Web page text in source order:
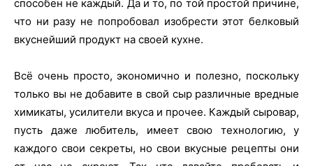
способен не каждый. Да и то, по той простой причине,
что ни разу не попробовал изобрести этот белковый
вкуснейший продукт на своей кухне.
Всё очень просто, экономично и полезно, поскольку
только вы не добавите в свой сыр различные вредные
химикаты, усилители вкуса и прочее. Каждый сыровар,
пусть даже любитель, имеет свою технологию, у
каждого свои секреты, но свои вкусные рецепты они